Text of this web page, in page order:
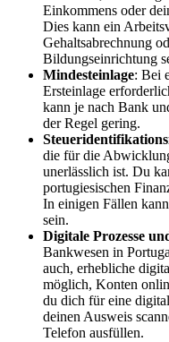
Einkommens oder
Dies kann ein
Gehaltsabrechnung
Bildungseinrichtung
Mindesteinlage: Bei
Ersteinlage
kann je nach Bank
der Regel gering.
die für die
unerlässlich ist. Du
portugiesischen
In einigen Fällen
sein.
Digitale Prozesse
Bankwesen in
auch, erhebliche
möglich, Konten
du dich für eine
deinen Ausweis
Telefon ausfüllen.